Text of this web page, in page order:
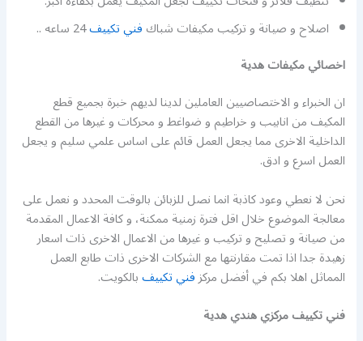
اصلاح و صيانة و تركيب مكيفات شباكفني تكييف24 ساعه ..
اخصائي مكيفات هدية
ان الخبراء و الاختصاصيين العاملين لدينا لديهم خبرة بجميع قطع
المكيف من انابيب و خراطيم و ضواغط و محركات و غيرها من القطع
الداخلية الاخرى مما يجعل العمل قائم على اساس علمي سليم و يجعل
العمل اسرع و ادق.
نحن لا نعطي وعود كاذبة انما نصل للزبائن بالوقت المحدد و نعمل على
معالجة الموضوع خلال اقل فترة زمنية ممكنة، و كافة الاعمال المقدمة
من صيانة و تصليح و تركيب و غيرها من الاعمال الاخرى ذات اسعار
زهيدة جدا اذا تمت مقارنتها مع الشركات الاخرى ذات طابع العمل
المماثل اهلا بكم في أفضل مركزفني تكييفبالكويت.
فني تكييف مركزي هندي هدية